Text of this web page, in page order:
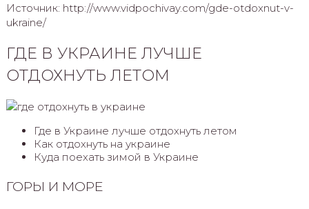
Источник: http://www.vidpochivay.com/gde-otdoxnut-v-
ukraine/
ГДЕ В УКРАИНЕ ЛУЧШЕ
ОТДОХНУТЬ ЛЕТОМ
Где в Украине лучше отдохнуть летом
Как отдохнуть на украине
Куда поехать зимой в Украине
ГОРЫ И МОРЕ